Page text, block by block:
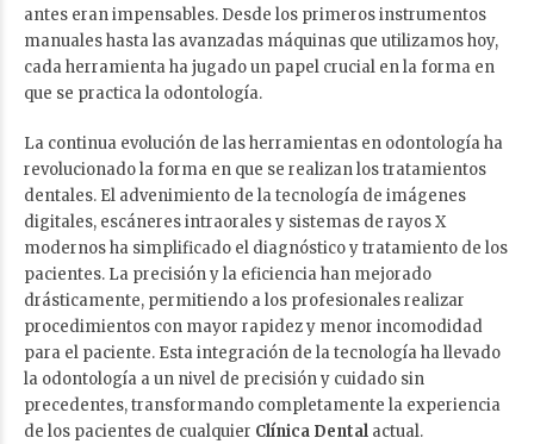
antes eran impensables. Desde los primeros instrumentos
manuales hasta las avanzadas máquinas que utilizamos hoy,
cada herramienta ha jugado un papel crucial en la forma en
que se practica la odontología.
La continua evolución de las herramientas en odontología ha
revolucionado la forma en que se realizan los tratamientos
dentales. El advenimiento de la tecnología de imágenes
digitales, escáneres intraorales y sistemas de rayos X
modernos ha simplificado el diagnóstico y tratamiento de los
pacientes. La precisión y la eficiencia han mejorado
drásticamente, permitiendo a los profesionales realizar
procedimientos con mayor rapidez y menor incomodidad
para el paciente. Esta integración de la tecnología ha llevado
la odontología a un nivel de precisión y cuidado sin
precedentes, transformando completamente la experiencia
de los pacientes de cualquier Clínica Dental actual.